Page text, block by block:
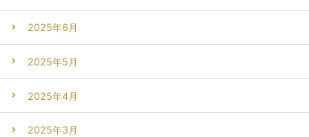
2025年6月
2025年5月
2025年4月
2025年3月